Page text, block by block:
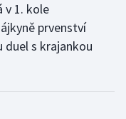
v 1. kole
prvenství
duel s krajankou